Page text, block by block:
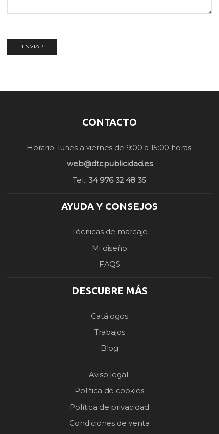
CONTACTO
Horario: lunes a viernes de 9:00 a 15:00 horas.
web@dtcpublicidad.es
Tel.: 34 976 32 48 35
AYUDA Y CONSEJOS
Técnicas de marcaje
Mi diseño
FAQS
DESCUBRE MÁS
Catálogos
Trabajos
Blog
Aviso legal
Política de cookies
Política de privacidad
Condiciones de venta